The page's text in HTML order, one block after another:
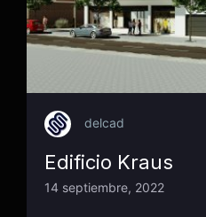
delcad
Edificio Kraus
14 septiembre, 2022